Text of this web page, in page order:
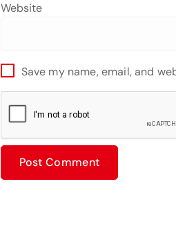
Website
Save my name, email, and